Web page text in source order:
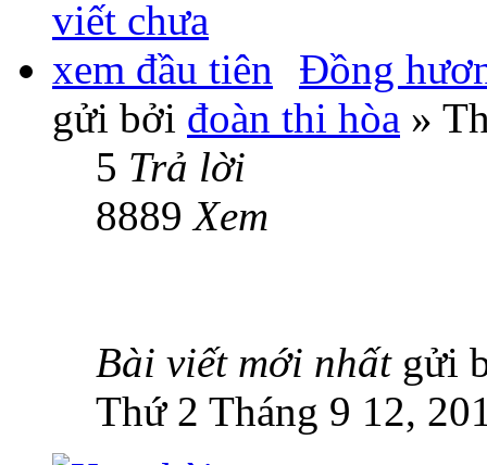
Đồng
gửi bởi đoàn thi hòa »
5 Trả lời
8889Xem
Bài viết mới nhất gửi
Thứ 2 Tháng 9 12,